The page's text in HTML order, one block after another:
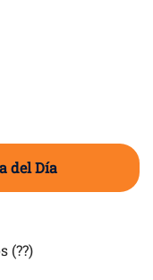
del Día
(??)